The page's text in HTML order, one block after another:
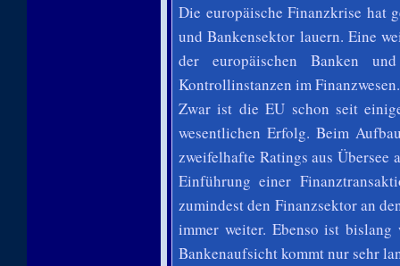
Die europäische Finanzkrise hat
und Bankensektor lauern. Eine
der europäischen Banken
Kontrollinstanzen im Finanzwesen.
Zwar ist die EU schon seit
wesentlichen Erfolg. Beim
zweifelhafte Ratings aus
Einführung einer
zumindest den Finanzsektor an
immer weiter. Ebenso ist
Bankenaufsicht kommt nur sehr